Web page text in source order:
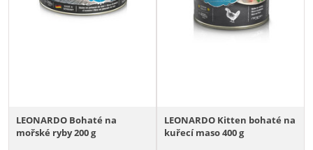
LEONARDO Bohaté na
mořské ryby 200 g
LEONARDO Kitten bohaté na
kuřecí maso 400 g